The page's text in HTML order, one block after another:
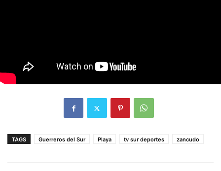
TAGS Guerreros del Sur Playa tv sur deportes zancudo